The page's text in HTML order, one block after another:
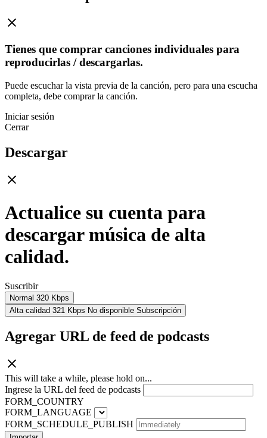
Tienes que comprar canciones individuales para
reproducirlas / descargarlas.
Puede escuchar la vista previa de la canción, pero para una escucha
completa, debe comprar la canción.
Iniciar sesión
Cerrar
Descargar
Actualice su cuenta para
descargar música de alta
calidad.
Suscribir
Normal 320 Kbps
Alta calidad 321 Kbps No disponible Subscripción
Agregar URL de feed de podcasts
This will take a while, please hold on...
Ingrese la URL del feed de podcasts
FORM_COUNTRY
FORM_LANGUAGE
FORM_SCHEDULE_PUBLISH